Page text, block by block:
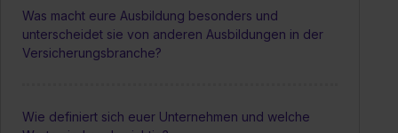
Was macht eure Ausbildung besonders und
unterscheidet sie von anderen Ausbildungen in der
Versicherungsbranche?
Wie definiert sich euer Unternehmen und welche